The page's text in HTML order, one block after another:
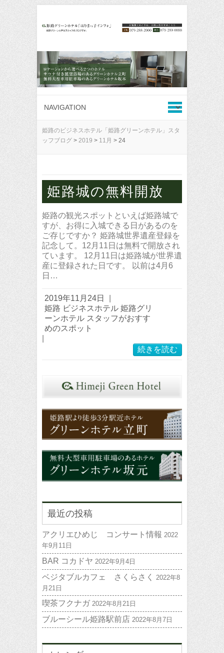
姫路のビジネスホテル「姫路グリーンホテル」スタ
ッフブログ > 2019 > 11月 > 24
姫路城の無料開放
姫路の観光スポットといえば姫路城で
すが、お得に入城できる日があるのを
ご存じですか？ 姫路城世界遺産登録を
記念して。12月11日は無料で開放され
ています。 12月11日は姫路城が世界遺
産に登録された日です。 以前は4月6
日…
2019年11月24日
姫路 ビジネスホテル 姫路グリ
ーンホテル スタッフがおすす
めのスポット
続きを読む
最近の投稿
アクリエひめじ コンサート情報 2022
年9月11日
BAR コカドヤ 2022年9月4日
ベジタブルカフェ さくらさく
2022年8
月21日
喫茶フクナガ 2022年8月21日
ブルーシール姫路駅前店 2022年8月7日